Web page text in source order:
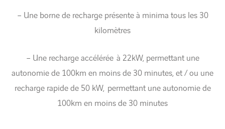
– Une borne de recharge présente à minima tous les 30
kilomètres
– Une recharge accélérée à 22kW, permettant une
autonomie de 100km en moins de 30 minutes, et / ou une
recharge rapide de 50 kW, permettant une autonomie de
100km en moins de 30 minutes